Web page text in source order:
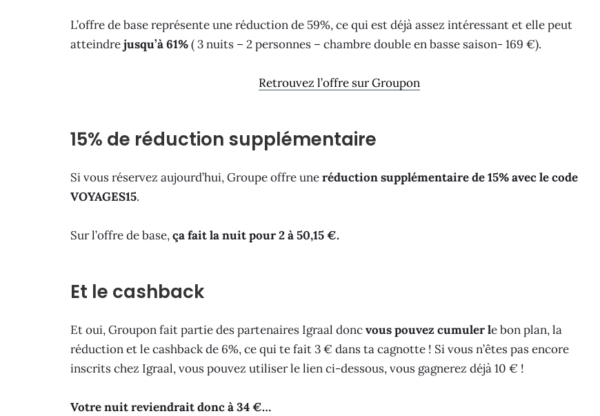
L’offre de base représente une réduction de 59%, ce qui est déjà assez intéressant et elle peut
atteindrejusqu’à 61%( 3 nuits – 2 personnes – chambre double en basse saison- 169 €).
Retrouvez l’offre sur Groupon
15% de réduction supplémentaire
Si vous réservez aujourd’hui, Groupe offre uneréduction supplémentaire de 15% avec le code
VOYAGES15.
Sur l’offre de base,ça fait la nuit pour 2 à 50,15 €.
Et le cashback
Et oui, Groupon fait partie des partenaires Igraal doncvous pouvez cumuler le bon plan, la
réduction et le cashback de 6%, ce qui te fait 3 € dans ta cagnotte ! Si vous n’êtes pas encore
inscrits chez Igraal, vous pouvez utiliser le lien ci-dessous, vous gagnerez déjà 10 € !
Votre nuit reviendrait donc à 34 €…